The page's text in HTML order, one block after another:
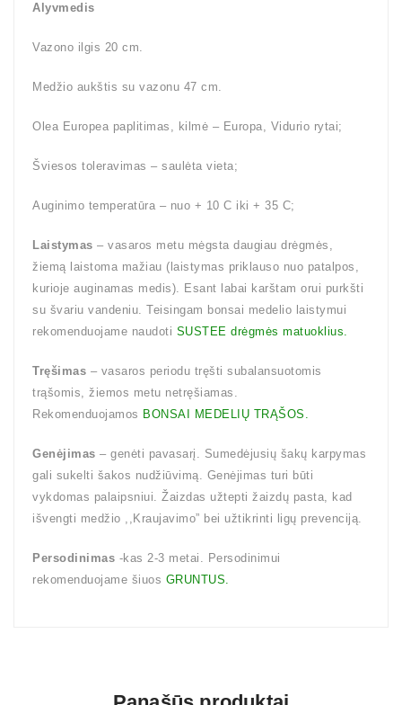
Alyvmedis
Vazono ilgis 20 cm.
Medžio aukštis su vazonu 47 cm.
Olea Europea paplitimas, kilmė – Europa, Vidurio rytai;
Šviesos toleravimas – saulėta vieta;
Auginimo temperatūra – nuo + 10 C iki + 35 C;
Laistymas – vasaros metu mėgsta daugiau drėgmės,
žiemą laistoma mažiau (laistymas priklauso nuo patalpos,
kurioje auginamas medis). Esant labai karštam orui purkšti
su švariu vandeniu. Teisingam bonsai medelio laistymui
rekomenduojame naudoti SUSTEE drėgmės matuoklius.
Tręšimas – vasaros periodu tręšti subalansuotomis
trąšomis, žiemos metu netręšiamas.
Rekomenduojamos BONSAI MEDELIŲ TRĄŠOS.
Genėjimas – genėti pavasarį. Sumedėjusių šakų karpymas
gali sukelti šakos nudžiūvimą. Genėjimas turi būti
vykdomas palaipsniui. Žaizdas užtepti žaizdų pasta, kad
išvengti medžio ,,Kraujavimo” bei užtikrinti ligų prevenciją.
Persodinimas -kas 2-3 metai. Persodinimui
rekomenduojame šiuos GRUNTUS.